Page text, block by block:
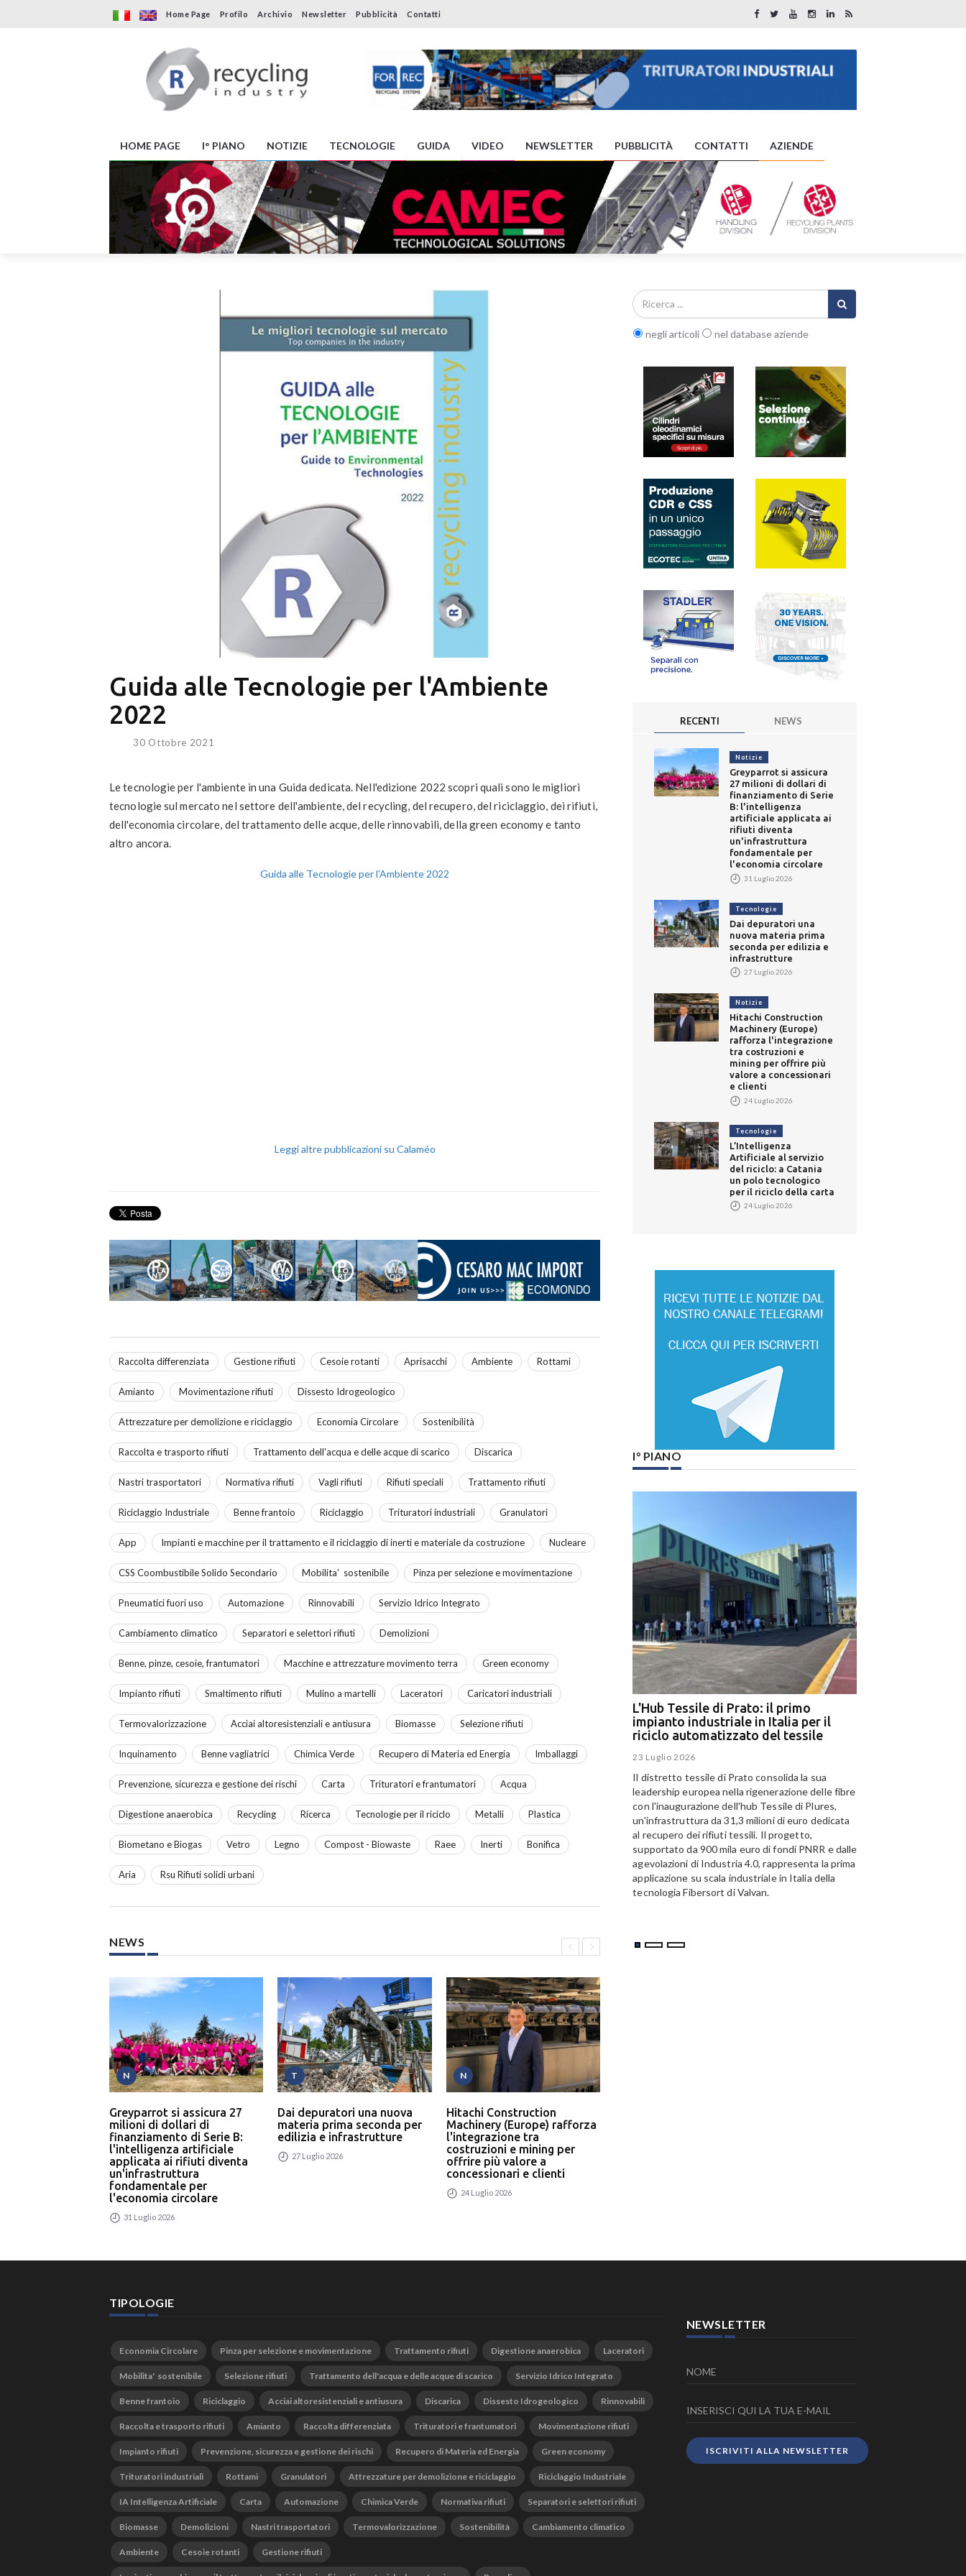
Home Page Profilo Archivio Newsletter Pubblicità Contatti
HOME PAGE I° PIANO NOTIZIE TECNOLOGIE GUIDA VIDEO NEWSLETTER PUBBLICITÀ CONTATTI AZIENDE
Guida alle Tecnologie per l'Ambiente
2022
30 Ottobre 2021
Le tecnologie per l'ambiente in una Guida dedicata. Nell'edizione 2022 scopri quali sono le migliori
tecnologie sul mercato nel settore dell'ambiente, del recycling, del recupero, del riciclaggio, dei rifiuti,
dell'economia circolare, del trattamento delle acque, delle rinnovabili, della green economy e tanto
altro ancora.
Guida alle Tecnologie per l'Ambiente 2022
Leggi altre pubblicazioni su Calaméo
Raccolta differenziata Gestione rifiuti Cesoie rotanti Aprisacchi Ambiente Rottami
Amianto Movimentazione rifiuti Dissesto Idrogeologico
Attrezzature per demolizione e riciclaggio Economia Circolare Sostenibilità
Raccolta e trasporto rifiuti Trattamento dell'acqua e delle acque di scarico Discarica
Nastri trasportatori Normativa rifiuti Vagli rifiuti Rifiuti speciali Trattamento rifiuti
Riciclaggio Industriale Benne frantoio Riciclaggio Trituratori industriali Granulatori
App Impianti e macchine per il trattamento e il riciclaggio di inerti e materiale da costruzione Nucleare
CSS Coombustibile Solido Secondario Mobilita' sostenibile Pinza per selezione e movimentazione
Pneumatici fuori uso Automazione Rinnovabili Servizio Idrico Integrato
Cambiamento climatico Separatori e selettori rifiuti Demolizioni
Benne, pinze, cesoie, frantumatori Macchine e attrezzature movimento terra Green economy
Impianto rifiuti Smaltimento rifiuti Mulino a martelli Laceratori Caricatori industriali
Termovalorizzazione Acciai altoresistenziali e antiusura Biomasse Selezione rifiuti
Inquinamento Benne vagliatrici Chimica Verde Recupero di Materia ed Energia Imballaggi
Prevenzione, sicurezza e gestione dei rischi Carta Trituratori e frantumatori Acqua
Digestione anaerobica Recycling Ricerca Tecnologie per il riciclo Metalli Plastica
Biometano e Biogas Vetro Legno Compost - Biowaste Raee Inerti Bonifica
Aria Rsu Rifiuti solidi urbani
NEWS
N
Greyparrot si assicura 27
milioni di dollari di
finanziamento di Serie B:
l'intelligenza artificiale
applicata ai rifiuti diventa
un'infrastruttura
fondamentale per
l'economia circolare
31 Luglio 2026
T
Dai depuratori una nuova
materia prima seconda per
edilizia e infrastrutture
27 Luglio 2026
N
Hitachi Construction
Machinery (Europe) rafforza
l'integrazione tra
costruzioni e mining per
offrire più valore a
concessionari e clienti
24 Luglio 2026
negli articoli nel database aziende
RECENTI NEWS
Notizie
Greyparrot si assicura
27 milioni di dollari di
finanziamento di Serie
B: l'intelligenza
artificiale applicata ai
rifiuti diventa
un'infrastruttura
fondamentale per
l'economia circolare
31 Luglio 2026
Tecnologie
Dai depuratori una
nuova materia prima
seconda per edilizia e
infrastrutture
27 Luglio 2026
Notizie
Hitachi Construction
Machinery (Europe)
rafforza l'integrazione
tra costruzioni e
mining per offrire più
valore a concessionari
e clienti
24 Luglio 2026
Tecnologie
L’Intelligenza
Artificiale al servizio
del riciclo: a Catania
un polo tecnologico
per il riciclo della carta
24 Luglio 2026
I° PIANO
L'Hub Tessile di Prato: il primo
impianto industriale in Italia per il
riciclo automatizzato del tessile
23 Luglio 2026
Il distretto tessile di Prato consolida la sua
leadership europea nella rigenerazione delle fibre
con l'inaugurazione dell'hub Tessile di Plures,
un'infrastruttura da 31,3 milioni di euro dedicata
al recupero dei rifiuti tessili. Il progetto,
supportato da 900 mila euro di fondi PNRR e dalle
agevolazioni di Industria 4.0, rappresenta la prima
applicazione su scala industriale in Italia della
tecnologia Fibersort di Valvan.
TIPOLOGIE
Economia Circolare Pinza per selezione e movimentazione Trattamento rifiuti Digestione anaerobica Laceratori
Mobilita' sostenibile Selezione rifiuti Trattamento dell'acqua e delle acque di scarico Servizio Idrico Integrato
Benne frantoio Riciclaggio Acciai altoresistenziali e antiusura Discarica Dissesto Idrogeologico Rinnovabili
Raccolta e trasporto rifiuti Amianto Raccolta differenziata Trituratori e frantumatori Movimentazione rifiuti
Impianto rifiuti Prevenzione, sicurezza e gestione dei rischi Recupero di Materia ed Energia Green economy
Trituratori industriali Rottami Granulatori Attrezzature per demolizione e riciclaggio Riciclaggio Industriale
IA Intelligenza Artificiale Carta Automazione Chimica Verde Normativa rifiuti Separatori e selettori rifiuti
Biomasse Demolizioni Nastri trasportatori Termovalorizzazione Sostenibilità Cambiamento climatico
Ambiente Cesoie rotanti Gestione rifiuti
NEWSLETTER
ISCRIVITI ALLA NEWSLETTER